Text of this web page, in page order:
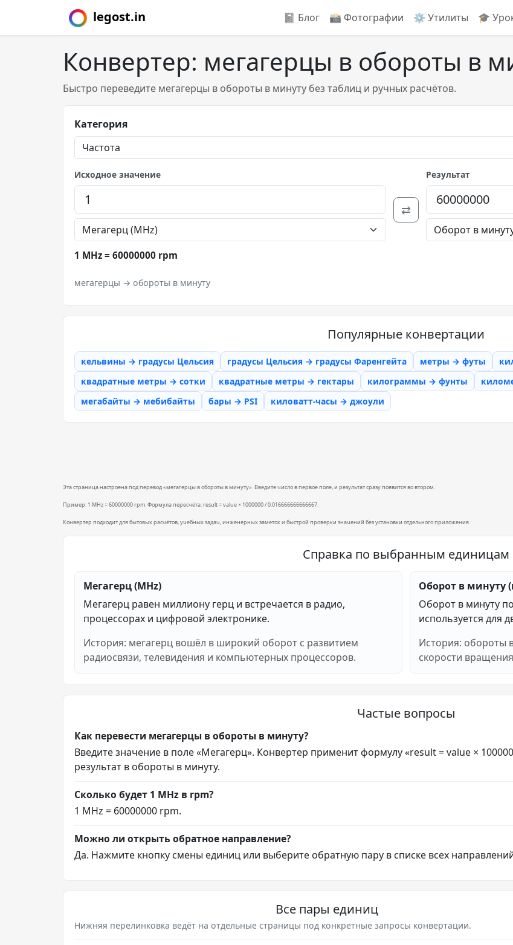
legost.in 📓 Блог 📸️ Фотографии ⚙️ Утилиты 🎓
Конвертер: мегагерцы в обороты в
Быстро переведите мегагерцы в обороты в минуту без таблиц и ручных расчётов.
Категория
Исходное значение
⇄
Результат
1 MHz = 60000000 rpm
мегагерцы → обороты в минуту
Популярные конвертации
кельвины → градусы Цельсия градусы Цельсия → градусы Фаренгейта метры → футы
квадратные метры → сотки
квадратные метры → гектары килограммы → фунты
мегабайты → мебибайты
бары → PSI киловатт-часы → джоули
Эта страница настроена под перевод «мегагерцы в обороты в минуту». Введите число в первое поле, и результат сразу появится во втором.
Пример: 1 MHz = 60000000 rpm. Формула пересчёта: result = value × 1000000 / 0.016666666666667.
Конвертер подходит для бытовых расчётов, учебных задач, инженерных заметок и быстрой проверки значений без установки отдельного приложения.
Справка по выбранным единицам
Мегагерц (MHz)
Мегагерц равен миллиону герц и встречается в радио,
процессорах и цифровой электронике.
История: мегагерц вошёл в широкий оборот с развитием
радиосвязи, телевидения и компьютерных процессоров.
Оборот в минуту
Оборот в минуту
используется для
История: обороты
скорости
Частые вопросы
Как перевести мегагерцы в обороты в минуту?
Введите значение в поле «Мегагерц». Конвертер применит формулу «result = value ×
результат в обороты в минуту.
Сколько будет 1 MHz в rpm?
1 MHz = 60000000 rpm.
Можно ли открыть обратное направление?
Да. Нажмите кнопку смены единиц или выберите обратную пару в списке всех
Все пары единиц
Нижняя перелинковка ведёт на отдельные страницы под конкретные запросы конвертации.